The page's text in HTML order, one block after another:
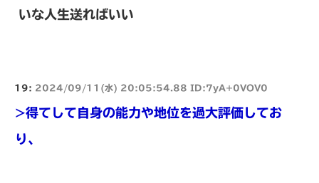
いな人生送ればいい
19: 2024/09/11(水) 20:05:54.88 ID:7yA+0VOV0
>得てして自身の能力や地位を過大評価してお
り、